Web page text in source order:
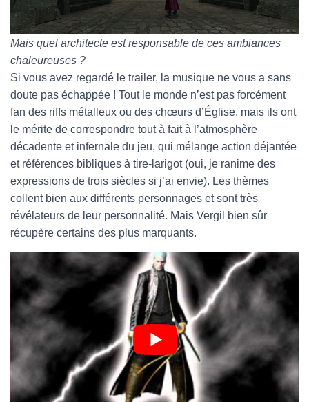
Mais quel architecte est responsable de ces ambiances
chaleureuses ?
Si vous avez regardé le trailer, la musique ne vous a sans
doute pas échappée ! Tout le monde n’est pas forcément
fan des riffs métalleux ou des chœurs d’Église, mais ils ont
le mérite de correspondre tout à fait à l’atmosphère
décadente et infernale du jeu, qui mélange action déjantée
et références bibliques à tire-larigot (oui, je ranime des
expressions de trois siècles si j’ai envie). Les thèmes
collent bien aux différents personnages et sont très
révélateurs de leur personnalité. Mais Vergil bien sûr
récupère certains des plus marquants.